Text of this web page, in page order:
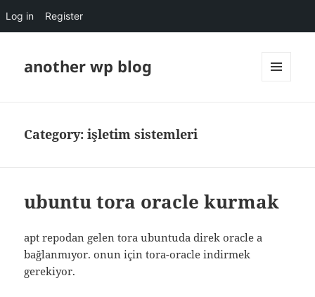
Log in Register
another wp blog
Category:işletim sistemleri
ubuntu tora oracle kurmak
apt repodan gelen tora ubuntuda direk oracle a
bağlanmıyor. onun için tora-oracle indirmek
gerekiyor.